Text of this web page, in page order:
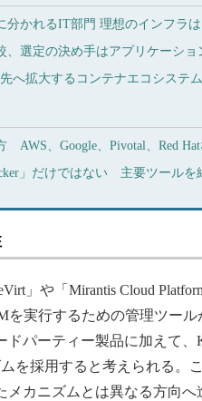
分かれるIT部門 理想のインフラは
、選定の決め手はアプリケーショ
へ拡大するコンテナエコシステム
AWS、Google、Pivotal、Red
」だけではない 主要ツールを
」や「Mirantis Cloud
を実行するための管理ツー
ドパーティー製品に加えて、
を採用すると考えられる。
メカニズムとは異なる方向へ